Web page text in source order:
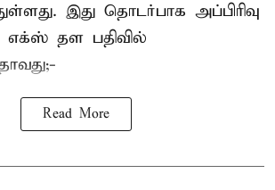
இது தொடர்பாக அப்பிரிவு
எக்ஸ் தள பதிவில்
Read More